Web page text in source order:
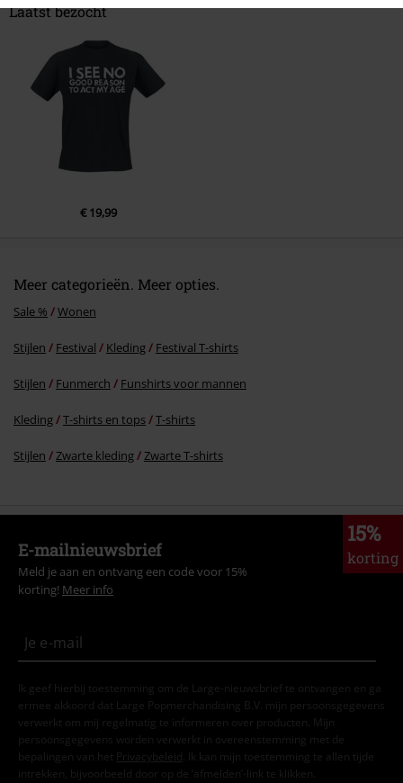
Commentaar versturen
Laatst bezocht
€ 19,99
Meer categorieën. Meer opties.
Sale % Wonen
Stijlen Festival Kleding Festival T‑shirts
Stijlen Funmerch Funshirts voor mannen
Kleding T-shirts en tops T-shirts
Stijlen Zwarte kleding Zwarte T-shirts
15%
korting
E-mailnieuwsbrief
Meld je aan en ontvang een code voor 15%
korting! Meer info
Ik geef hierbij toestemming om de Large-nieuwsbrief te ontvangen en ga
ermee akkoord dat Large Popmerchandising B.V. mijn persoonsgegevens
verwerkt om mij regelmatig te informeren over producten. Mijn
persoonsgegevens worden verwerkt in overeenstemming met de
bepalingen van het
Privacybeleid . Ik kan mijn toestemming te allen tijde
intrekken, bijvoorbeeld door op de ‘afmelden’-link te klikken.